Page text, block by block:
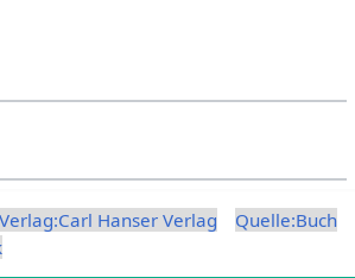
Hanser Verlag
Quelle:Buch